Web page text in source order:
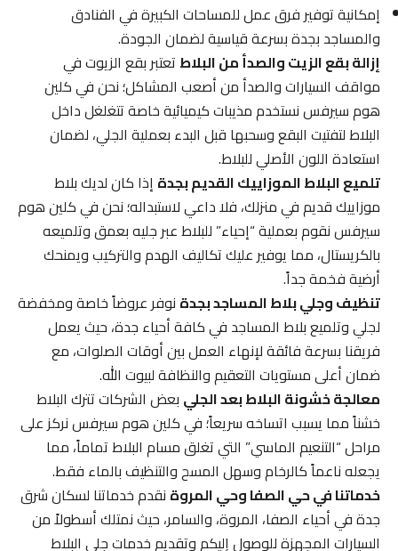
إمكانية توفير فرق عمل للمساحات الكبيرة في الفنادق
والمساجد بجدة بسرعة قياسية لضمان الجودة.
إزالة بقع الزيت والصدأ من البلاطتعتبر بقع الزيوت في
مواقف السيارات والصدأ من أصعب المشاكل؛ نحن في كلين
هوم سيرفس نستخدم مذيبات كيميائية خاصة تتغلغل داخل
البلاط لتفتيت البقع وسحبها قبل البدء بعملية الجلي، لضمان
استعادة اللون الأصلي للبلاط.
تلميع البلاط الموزاييك القديم بجدةإذا كان لديك بلاط
موزاييك قديم في منزلك، فلا داعي لاستبداله؛ نحن في كلين هوم
سيرفس نقوم بعملية “إحياء” للبلاط عبر جليه بعمق وتلميعه
بالكريستال، مما يوفير عليك تكاليف الهدم والتركيب ويمنحك
أرضية فخمة جداً.
تنظيف وجلي بلاط المساجد بجدةنوفر عروضاً خاصة ومخفضة
لجلي وتلميع بلاط المساجد في كافة أحياء جدة، حيث يعمل
فريقنا بسرعة فائقة لإنهاء العمل بين أوقات الصلوات، مع
ضمان أعلى مستويات التعقيم والنظافة لبيوت الله.
معالجة خشونة البلاط بعد الجليبعض الشركات تترك البلاط
خشناً مما يسبب اتساخه سريعاً؛ في كلين هوم سيرفس نركز على
مراحل “التنعيم الماسي” التي تغلق مسام البلاط تماماً، مما
يجعله ناعماً كالرخام وسهل المسح والتنظيف بالماء فقط.
خدماتنا في حي الصفا وحي المروةنقدم خدماتنا لسكان شرق
جدة في أحياء الصفا، المروة، والسامر، حيث نمتلك أسطولاً من
السيارات المجهزة للوصول إليكم وتقديم خدمات جلي البلاط